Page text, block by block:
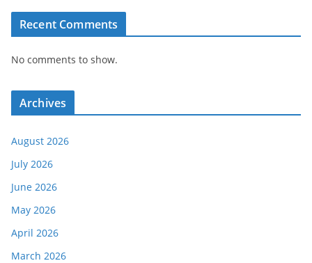
Recent Comments
No comments to show.
Archives
August 2026
July 2026
June 2026
May 2026
April 2026
March 2026